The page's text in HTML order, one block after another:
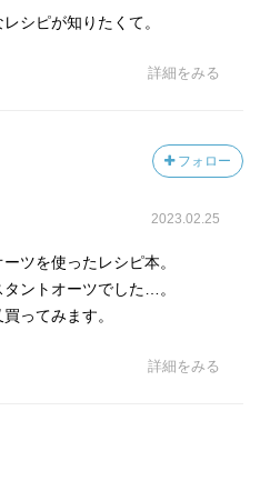
シピが知りたくて。
詳細をみる
フォロー
2023.02.25
ツを使ったレシピ本。
ントオーツでした…。
ってみます。
詳細をみる